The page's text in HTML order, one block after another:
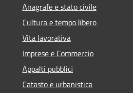
Anagrafe e stato civile
Cultura e tempo libero
Vita lavorativa
Imprese e Commercio
Appalti pubblici
Catasto e urbanistica